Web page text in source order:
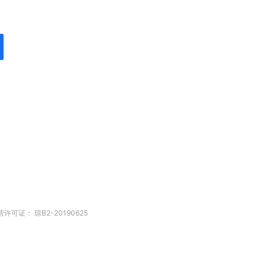
许可证： 琼B2-20190625